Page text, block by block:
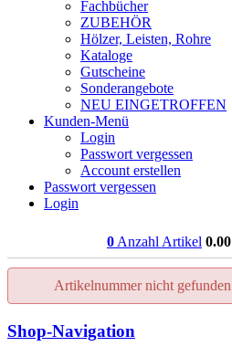
Fachbücher
ZUBEHÖR
Hölzer, Leisten, Rohre
Kataloge
Gutscheine
Sonderangebote
NEU EINGETROFFEN
Kunden-Menü
Login
Passwort vergessen
Account erstellen
Passwort vergessen
Login
0 Anzahl Artikel 0.00
Artikelnummer nicht gefunden
Shop-Navigation